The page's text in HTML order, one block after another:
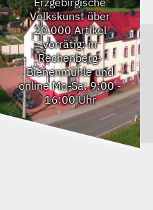
Volkskunst über
20.000 Artikel
vorrätig: in
Rechenberg-
Bienenmühle und
online Mo-Sa: 9:00 -
16:00 Uhr